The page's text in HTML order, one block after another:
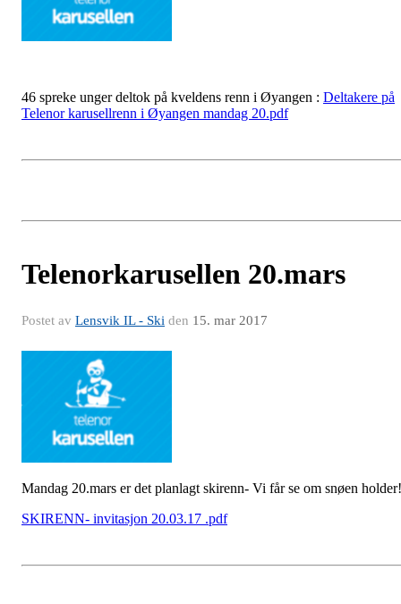
46 spreke unger deltok på kveldens renn i Øyangen : Deltakere på
Telenor karusellrenn i Øyangen mandag 20.pdf
Telenorkarusellen 20.mars
Postet av Lensvik IL - Ski den 15. mar 2017
Mandag 20.mars er det planlagt skirenn- Vi får se om snøen holder!
SKIRENN- invitasjon 20.03.17 .pdf